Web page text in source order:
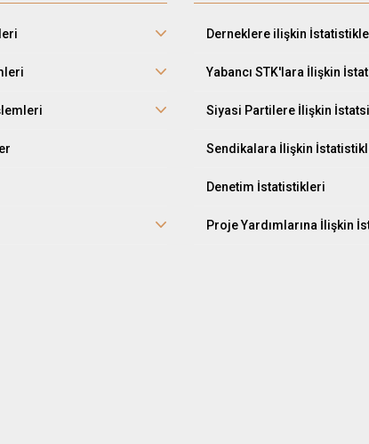
Derneklere ilişkin
Yabancı STK'lara İlişkin
Siyasi Partilere İlişkin
Sendikalara İlişkin
Denetim İstatistikleri
Proje Yardımlarına İlişkin